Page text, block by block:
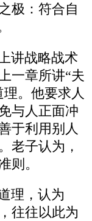
极：符合自
讲战略战术
一章所讲“夫
。他要求人
与人正面冲
于利用别人
老子认为，
则。
理，认为
往往以此为